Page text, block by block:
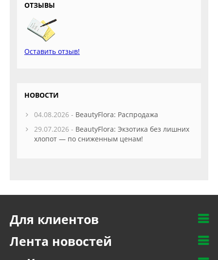
ОТЗЫВЫ
Оставить отзыв!
НОВОСТИ
04.08.2026 - BeautyFlora: Распродажа
29.07.2026 - BeautyFlora: Экзотика без лишних
хлопот — по сниженным ценам!
Для клиентов
Лента новостей